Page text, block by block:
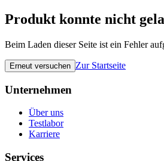
Produkt konnte nicht
Beim Laden dieser Seite ist ein Fehler
Erneut versuchen Zur Startseite
Unternehmen
Über uns
Testlabor
Karriere
Services